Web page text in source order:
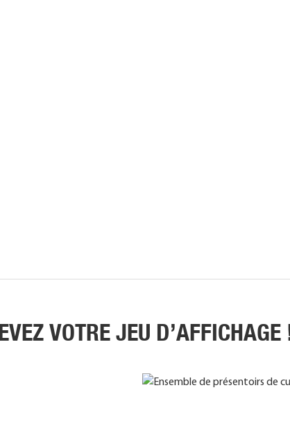
VOTRE JEU D’AFFICHAGE